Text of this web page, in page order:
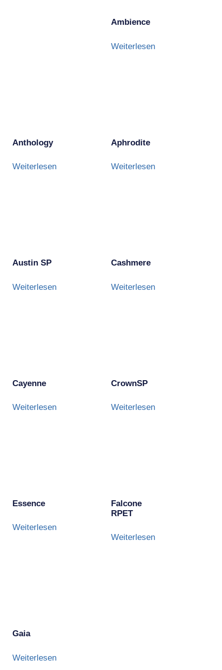
Ambience
Weiterlesen
Anthology
Weiterlesen
Aphrodite
Weiterlesen
Austin SP
Weiterlesen
Cashmere
Weiterlesen
Cayenne
Weiterlesen
CrownSP
Weiterlesen
Essence
Weiterlesen
Falcone
RPET
Weiterlesen
Gaia
Weiterlesen